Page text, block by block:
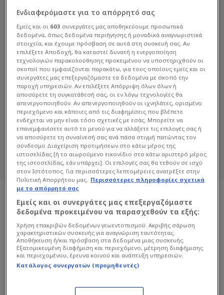
ΜΆΡΤΑ ΝΤΊΑΘ
Διαβάστε όλα τα άρθρα του Sportdog
σχετικά με το θέμα Μάρτα Ντίαθ.
Sportdog: Πιστό στον φίλαθλο.
Ενδιαφερόμαστε για το απόρρητό σας
Εμείς και οι 603 συνεργάτες μας αποθηκεύουμε προσωπικά
δεδομένα, όπως δεδομένα περιήγησης ή μοναδικά αναγνωριστικά
στοιχεία, και έχουμε πρόσβαση σε αυτά στη συσκευή σας. Αν
επιλέξετε Αποδοχή, θα καταστεί δυνατή η ενεργοποίηση
τεχνολογιών παρακολούθησης προκειμένου να υποστηριχθούν οι
σκοποί που εμφανίζονται παρακάτω, για τους οποίους εμείς και οι
συνεργάτες μας επεξεργαζόμαστε τα δεδομένα με σκοπό την
παροχή υπηρεσιών. Αν επιλέξετε Απόρριψη όλων όλων ή
αποσύρετε τη συγκατάθεσή σας, οι εν λόγω τεχνολογίες θα
απενεργοποιηθούν. Αν απενεργοποιηθούν οι ιχνηλάτες, ορισμένο
περιεχόμενο και κάποιες από τις διαφημίσεις που βλέπετε
ενδέχεται να μην είναι τόσο σχετικές με εσάς. Μπορείτε να
επανεμφανίσετε αυτό το μενού για να αλλάξετε τις επιλογές σας ή
να αποσύρετε τη συναίνεσή σας ανά πάσα στιγμή πατώντας τον
σύνδεσμο Διαχείριση προτιμήσεων στο κάτω μέρος της
ιστοσελίδας [ή το αιωρούμενο εικονίδιο στο κάτω αριστερό μέρος
της ιστοσελίδας, εάν υπάρχει]. Οι επιλογές σας θα τεθούν σε ισχύ
στον Ιστότοπος. Για περισσότερες λεπτομέρειες ανατρέξτε στην
Πολιτική Απορρήτου μας. Περισσότερες πληροφορίες σχετικά
με το απόρρητό σας
Εμείς και οι συνεργάτες μας επεξεργαζόμαστε
δεδομένα προκειμένου να παρασχεθούν τα εξής:
Χρήση επακριβών δεδομένων γεωεντοπισμού. Ακριβής σάρωση
χαρακτηριστικών συσκευής για αναγνώριση ταυτότητας.
Αποθήκευση ή/και πρόσβαση στα δεδομένα μιας συσκευής.
Εξατομικευμένη διαφήμιση και περιεχόμενο, μέτρηση διαφήμισης
και περιεχομένου, έρευνα κοινού και ανάπτυξη υπηρεσιών.
Κατάλογος συνεργατών (προμηθευτές)